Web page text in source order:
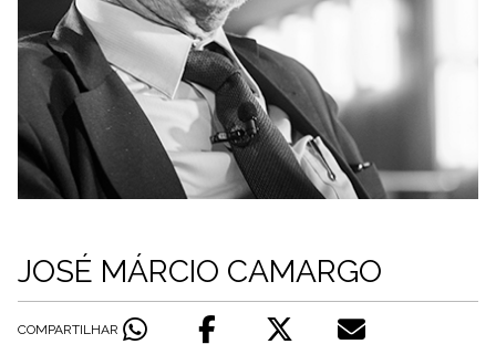
JOSÉ MÁRCIO CAMARGO
COMPARTILHAR